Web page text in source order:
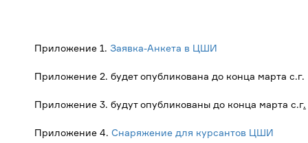
Приложение 1. Заявка-Анкета в ЦШИ
Приложение 2. будет опубликована до конца марта с.г.
Приложение 3. будут опубликованы до конца марта с.г.
Приложение 4. Снаряжение для курсантов ЦШИ